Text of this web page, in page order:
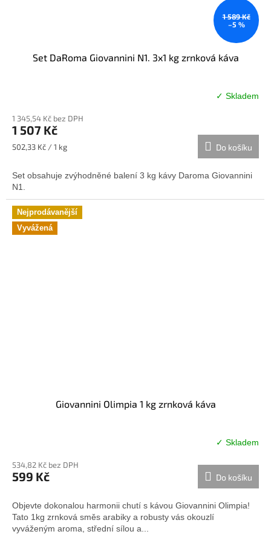
1 589 Kč
–5 %
Set DaRoma Giovannini N1. 3x1 kg zrnková káva
produktu
je
5,0
hvězdiček.
✓ Skladem
1 345,54 Kč bez DPH
1 507 Kč
Měrná
502,33 Kč / 1 kg Do košíku
Set obsahuje zvýhodněné balení 3 kg kávy Daroma Giovannini
N1.
Nejprodávanější
Vyvážená
Giovannini Olimpia 1 kg zrnková káva
produktu
je
z
5
hvězdiček.
✓ Skladem
534,82 Kč bez DPH
599 Kč Do košíku
Objevte dokonalou harmonii chutí s kávou Giovannini Olimpia!
Tato 1kg zrnková směs arabiky a robusty vás okouzlí
vyváženým aroma, střední sílou a...